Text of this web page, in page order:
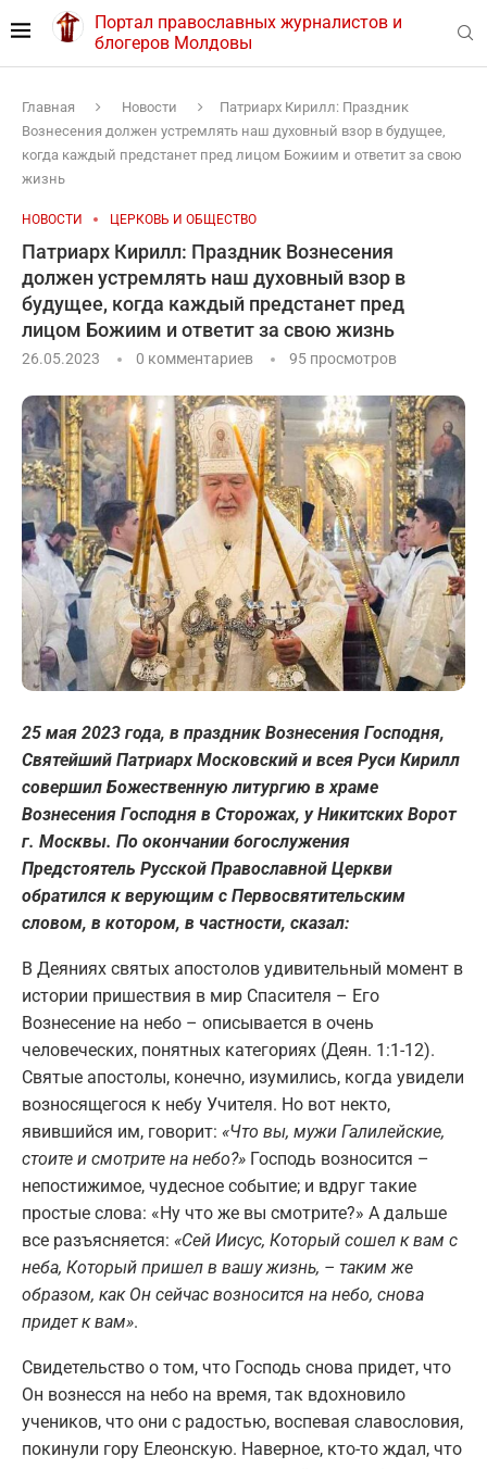
Портал православных журналистов и
блогеров Молдовы
Главная Новости
Патриарх Кирилл: Праздник
Вознесения должен устремлять наш духовный взор в будущее,
когда каждый предстанет пред лицом Божиим и ответит за свою
жизнь
НОВОСТИ ЦЕРКОВЬ И ОБЩЕСТВО
Патриарх Кирилл: Праздник Вознесения
должен устремлять наш духовный взор в
будущее, когда каждый предстанет пред
лицом Божиим и ответит за свою жизнь
26.05.2023 0 комментариев 95 просмотров
25 мая 2023 года, в праздник Вознесения Господня,
Святейший Патриарх Московский и всея Руси Кирилл
совершил Божественную литургию в храме
Вознесения Господня в Сторожах, у Никитских Ворот
г. Москвы. По окончании богослужения
Предстоятель Русской Православной Церкви
обратился к верующим с Первосвятительским
словом, в котором, в частности, сказал:
В Деяниях святых апостолов удивительный момент в
истории пришествия в мир Спасителя – Его
Вознесение на небо – описывается в очень
человеческих, понятных категориях (Деян. 1:1-12).
Святые апостолы, конечно, изумились, когда увидели
возносящегося к небу Учителя. Но вот некто,
явившийся им, говорит: «Что вы, мужи Галилейские,
стоите и смотрите на небо?» Господь возносится –
непостижимое, чудесное событие; и вдруг такие
простые слова: «Ну что же вы смотрите?» А дальше
все разъясняется: «Сей Иисус, Который сошел к вам с
неба, Который пришел в вашу жизнь, – таким же
образом, как Он сейчас возносится на небо, снова
придет к вам».
Свидетельство о том, что Господь снова придет, что
Он вознесся на небо на время, так вдохновило
учеников, что они с радостью, воспевая славословия,
покинули гору Елеонскую. Наверное, кто-то ждал, что